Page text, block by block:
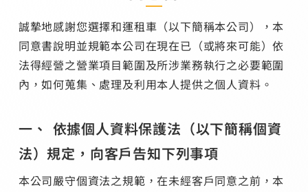
誠摯地感謝您選擇和運租車（以下簡稱本公司），本
同意書說明並規範本公司在現在已（或將來可能）依
法得經營之營業項目範圍及所涉業務執行之必要範圍
內，如何蒐集、處理及利用本人提供之個人資料。
依據個人資料保護法（以下簡稱個資
法）規定，向客戶告知下列事項
本公司嚴守個資法之規範，在未經客戶同意之前，本